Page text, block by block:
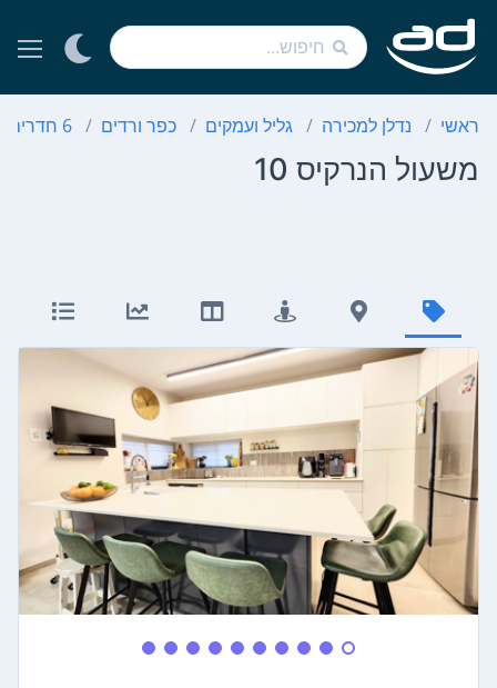
נדלן למכירה גליל ועמקים כפר ורדים 6 חדרים
הנרקיס 10